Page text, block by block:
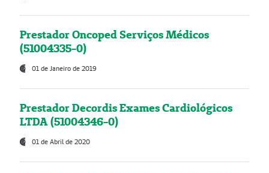
Prestador Oncoped Serviços Médicos
(51004335-0)
01 de Janeiro de 2019
Prestador Decordis Exames Cardiológicos
LTDA (51004346-0)
01 de Abril de 2020